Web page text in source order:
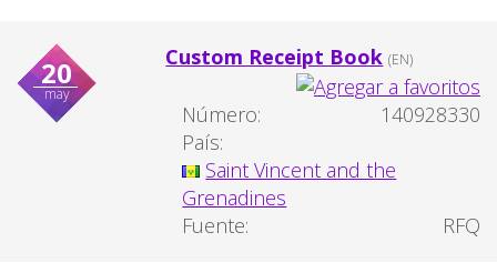
20
may
Custom Receipt Book (EN)
Número:
140928330
País:
Saint Vincent and the
Grenadines
Fuente:
RFQ